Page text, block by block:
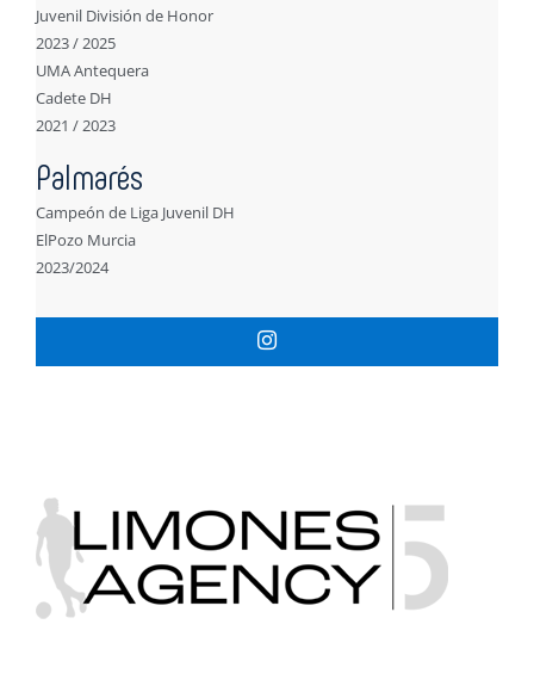
Juvenil División de Honor
2023 / 2025
UMA Antequera
Cadete DH
2021 / 2023
Palmarés
Campeón de Liga Juvenil DH
ElPozo Murcia
2023/2024